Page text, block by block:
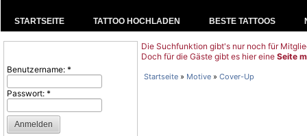
STARTSEITE TATTOO HOCHLADEN BESTE TATTOOS
Benutzername: *
Passwort: *
Die Suchfunktion gibt's nur noch für
Doch für die Gäste gibt es hier eine Seite
Startseite » Motive » Cover-Up